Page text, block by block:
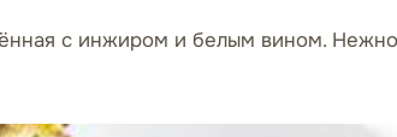
с инжиром и белым вином.